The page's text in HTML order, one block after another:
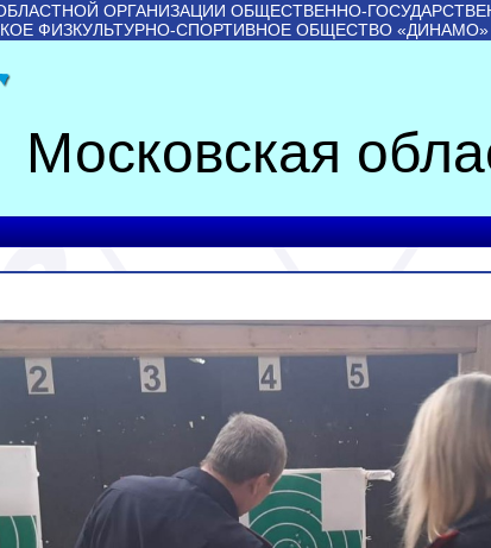
ОРГАНИЗАЦИИ ОБЩЕСТВЕННО-
ФИЗКУЛЬТУРНО-СПОРТИВНОЕ ОБЩЕСТВО «ДИНАМО»
Московская